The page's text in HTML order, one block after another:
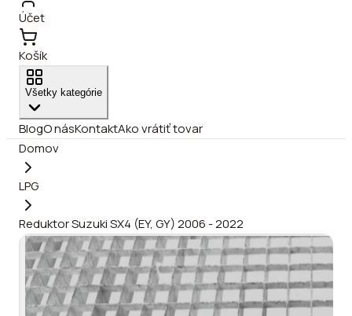
Účet
Košík
Všetky kategórie
BlogO násKontaktAko vrátiť tovar
Domov
LPG
Reduktor Suzuki SX4 (EY, GY) 2006 - 2022